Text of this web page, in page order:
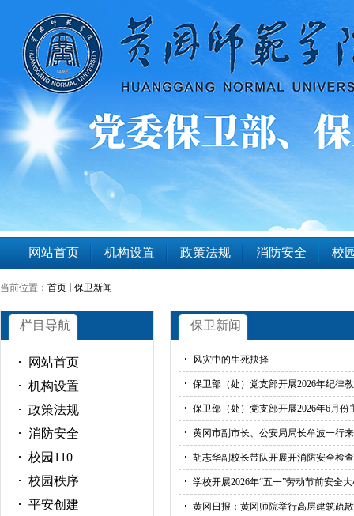
网站首页 机构设置 政策法规 消防安全 校
当前位置： 首页 保卫新闻
栏目导航
网站首页
机构设置
政策法规
消防安全
校园110
校园秩序
平安创建
保卫新闻
风灾中的生死抉择
保卫部（处）党支部开展2026年纪律
保卫部（处）党支部开展2026年6月份
黄冈市副市长、公安局局长牟波一行
胡志华副校长带队开展开消防安全检查
学校开展2026年“五一”劳动节前安全
黄冈日报：黄冈师院举行高层建筑疏